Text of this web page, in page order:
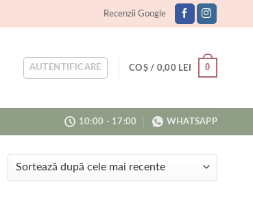
Recenzii Google
AUTENTIFICARE COȘ / 0,00 LEI 0
10:00 - 17:00 WHATSAPP